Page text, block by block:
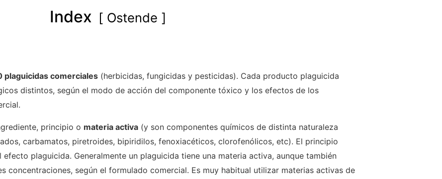
Index Ostende
plaguicidas comerciales (herbicidas, fungicidas y pesticidas). Cada producto plaguicida
distintos, según el modo de acción del componente tóxico y los efectos de los
principio o materia activa (y son componentes químicos de distinta naturaleza
carbamatos, piretroides, bipiridilos, fenoxiacéticos, clorofenólicos, etc). El principio
plaguicida. Generalmente un plaguicida tiene una materia activa, aunque también
concentraciones, según el formulado comercial. Es muy habitual utilizar materias activas de